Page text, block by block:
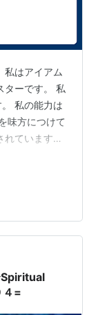
私はアイアム
ターです。 私
私の能力は
味方につけて
ています。
ンすれば魂
しょう。 想
Spiritual
４=